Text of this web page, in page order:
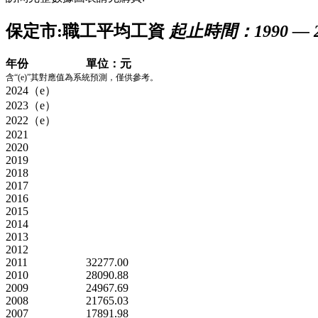
保定市:職工平均工資 起止時間：1990 —
年份 單位：元
含“(e)”其對應值為系統預測，僅供參考。
2024（e）
2023（e）
2022（e）
2021
2020
2019
2018
2017
2016
2015
2014
2013
2012
2011
32277.00
2010
28090.88
2009
24967.69
2008
21765.03
2007
17891.98